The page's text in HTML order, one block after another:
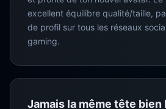
excellent équilibre qualité/taille,
de profil sur tous les réseaux
gaming.
Jamais la même tête bien